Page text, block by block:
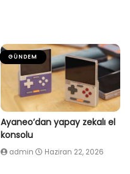
GÜNDEM
Ayaneo’dan yapay zekalı el
konsolu
admin Haziran 22, 2026